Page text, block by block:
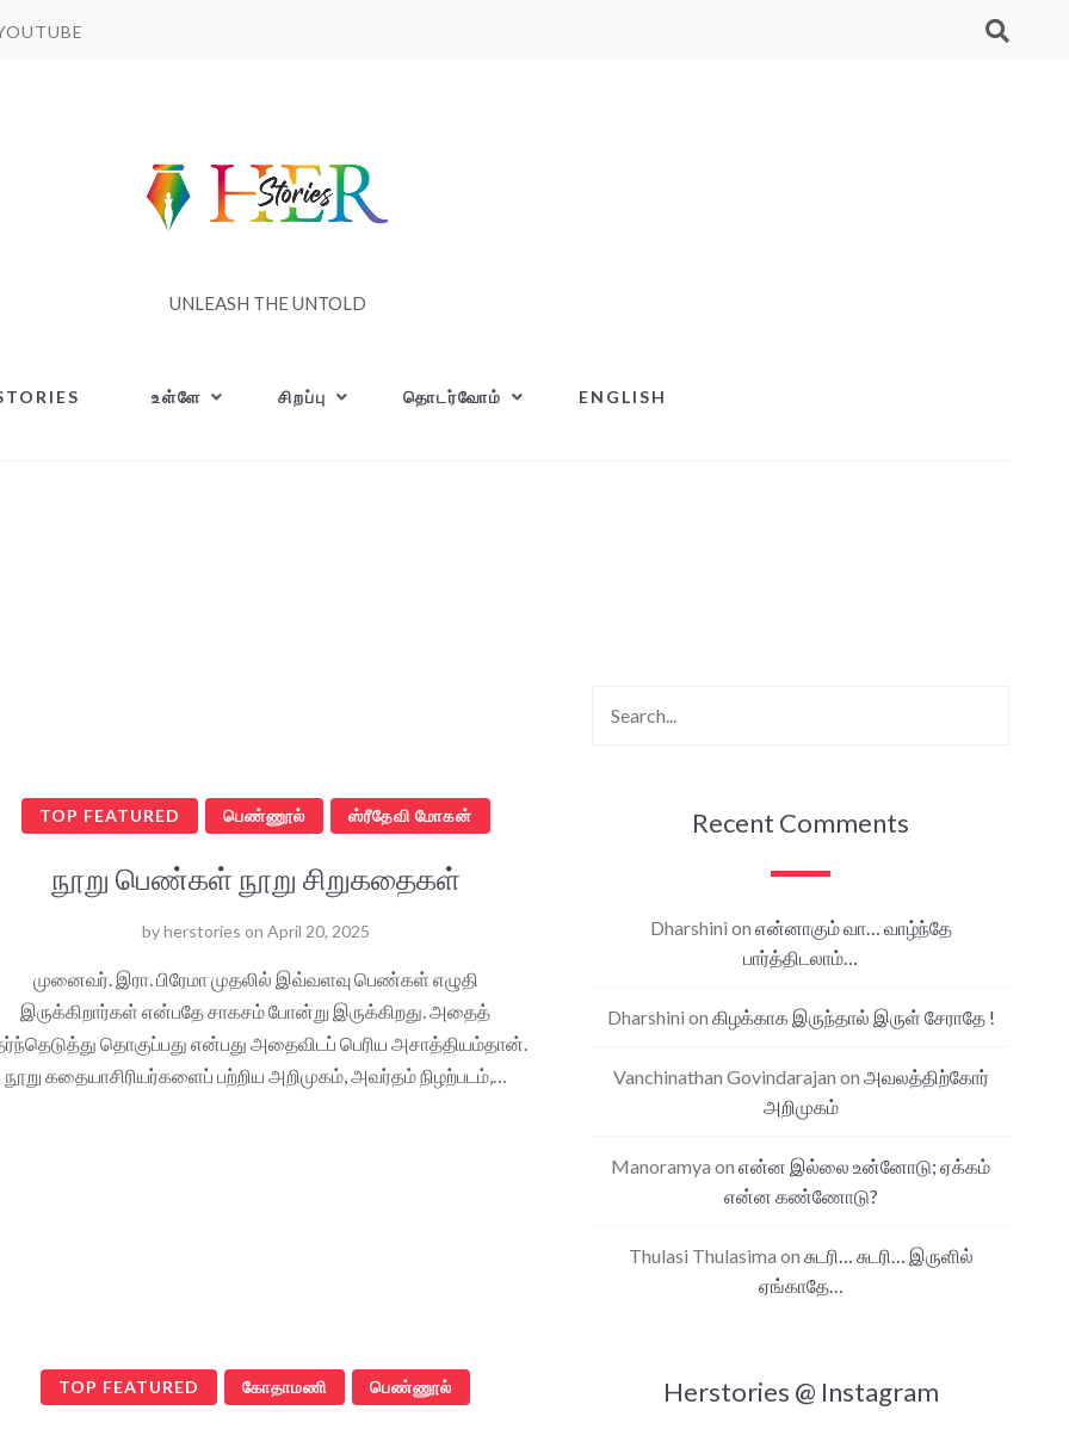
UNLEASH THE UNTOLD
உள்ளே சிறப்பு தொடர்வோம் ENGLISH
TOP FEATURED பெண்ணூல் ஸ்ரீதேவி மோகன்
நூறு பெண்கள் நூறு சிறுகதைகள்
byherstories on April 20, 2025
முனைவர். இரா. பிரேமா முதலில் இவ்வளவு பெண்கள் எழுதி
இருக்கிறார்கள் என்பதே சாகசம் போன்று இருக்கிறது. அதைத்
தொகுப்பது என்பது அதைவிடப் பெரிய அசாத்தியம்தான்.
நூறு கதையாசிரியர்களைப் பற்றிய அறிமுகம், அவர்தம் நிழற்படம்,…
TOP FEATURED கோதாமணி பெண்ணூல்
Recent Comments
Dharshini on என்னாகும் வா… வாழ்ந்தே
பார்த்திடலாம்…
Dharshini on கிழக்காக இருந்தால் இருள் சேராதே !
Vanchinathan Govindarajan on அவலத்திற்கோர்
அறிமுகம்
Manoramya on என்ன இல்லை உன்னோடு; ஏக்கம்
என்ன கண்ணோடு?
Thulasi Thulasima on சுடரி… சுடரி… இருளில்
ஏங்காதே…
Herstories @ Instagram